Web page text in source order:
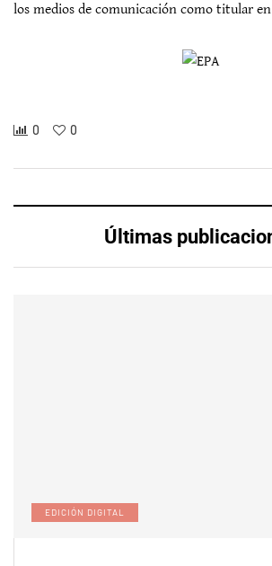
los medios de comunicación como titular
0 0
Últimas
EDICIÓN DIGITAL